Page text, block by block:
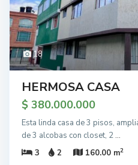
18
HERMOSA CASA
$ 380.000.000
Esta linda casa de 3 pisos,
de 3 alcobas con closet, 2...
3
2 160.00 m2